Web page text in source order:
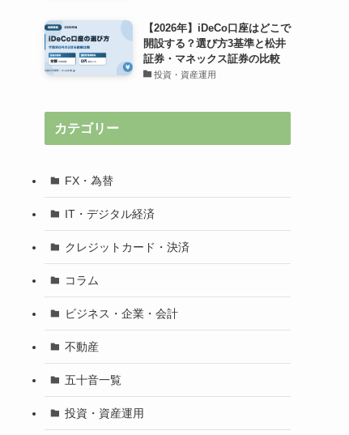
【2026年】iDeCo口座はどこで
開設する？選び方3基準と松井
証券・マネックス証券の比較
投資・資産運用
カテゴリー
FX・為替
IT・デジタル経済
クレジットカード・決済
コラム
ビジネス・企業・会計
不動産
五十音一覧
投資・資産運用